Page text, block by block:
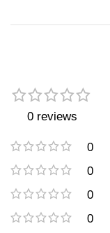
0 reviews
0
0
0
0